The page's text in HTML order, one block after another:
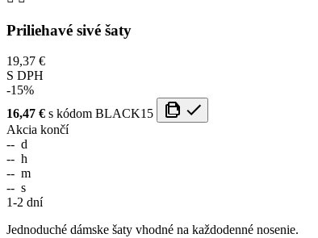
Priliehavé sivé šaty
19,37 €
S DPH
-15%
16,47 € s kódom BLACK15
Akcia končí
-- d
-- h
-- m
-- s
1-2 dní
Jednoduché dámske šaty vhodné na každodenné nosenie.